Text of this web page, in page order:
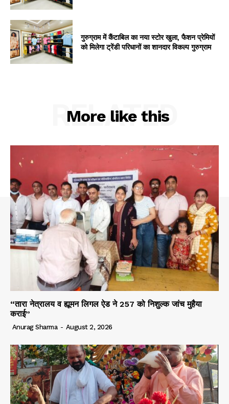
गुरुग्राम में कैंटाबिल का नया स्टोर खुला, फैशन प्रेमियों
को मिलेगा ट्रेंडी परिधानों का शानदार विकल्प गुरुग्राम
More like this
RELATED
“तारा नेत्रालय व ह्यूमन लिगल ऐड ने 257 को निशुल्क जांच मुहैया
कराई”
Anurag Sharma - August 2, 2026